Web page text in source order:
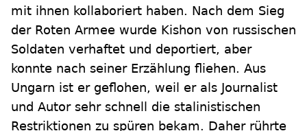
mit ihnen kollaboriert haben. Nach dem Sieg
der Roten Armee wurde Kishon von russischen
Soldaten verhaftet und deportiert, aber
konnte nach seiner Erzählung fliehen. Aus
Ungarn ist er geflohen, weil er als Journalist
und Autor sehr schnell die stalinistischen
Restriktionen zu spüren bekam. Daher rührte